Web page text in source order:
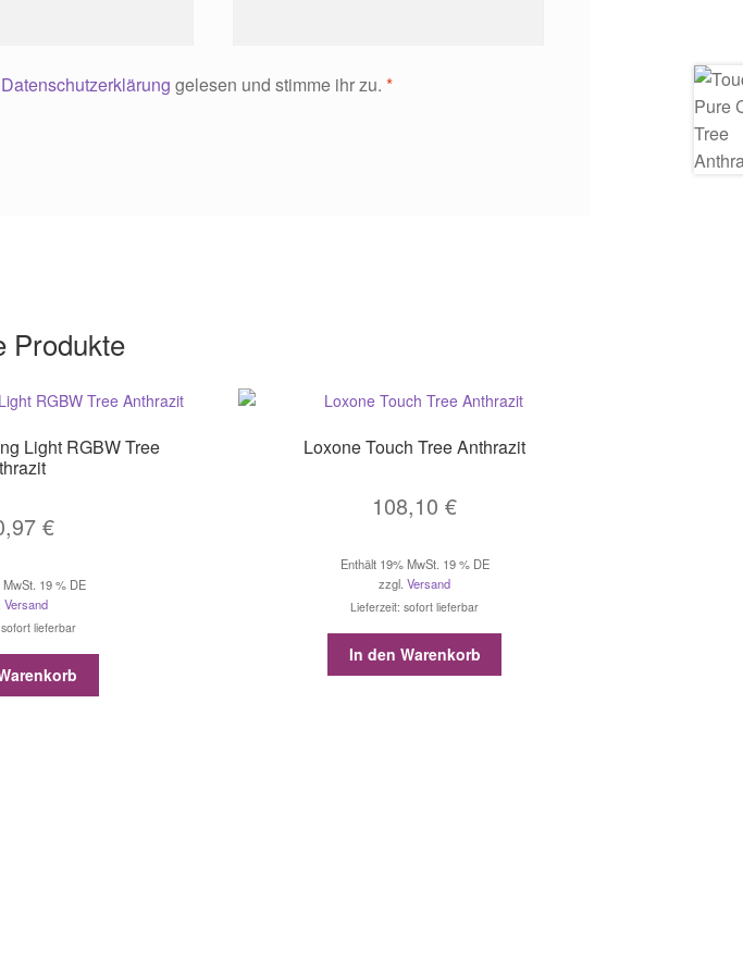
Datenschutzerklärung gelesen und stimme ihr zu. *
Produkte
Light RGBW Tree
€
MwSt. 19 % DE
Versand
lieferbar
Loxone Touch Tree Anthrazit
108,10€
Enthält 19% MwSt. 19 % DE
zzgl.Versand
Lieferzeit: sofort lieferbar
In den Warenkorb